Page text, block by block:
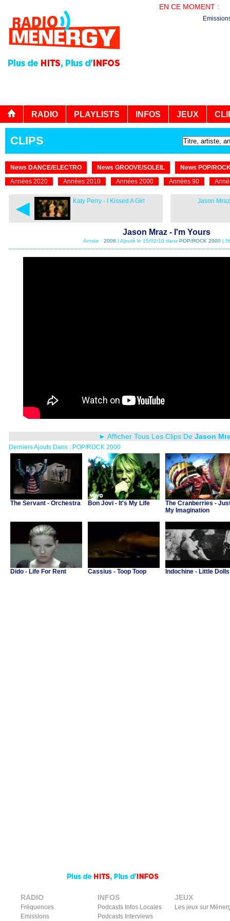
EN CE MOMENT :
RADIO PLAYLISTS INFOS JEUX
CLIPS
News DANCE/ELECTRO News GROOVE/SOLEIL
News POP/
Années 2020
Années 2010 Années 2000 Années 90
◄ Katy Perry - I Kissed A Girl Jason
Jason Mraz - I'm Yours
Année : 2008 | Ajouté le 15/02/10 dans POP/ROCK 2000|
► Afficher Tous Les Clips De Jason
Derniers Ajouts Dans : POP/ROCK 2000
The Servant - Orchestra Bon Jovi - It's My Life
The Cranberries -
My Imagination
Dido - Life For Rent Cassius - Toop Toop Indochine - Little Dolls
RADIO
Fréquences
Emissions
INFOS
Podcasts Infos Locales
Podcasts Interviews
JEUX
Les jeux sur